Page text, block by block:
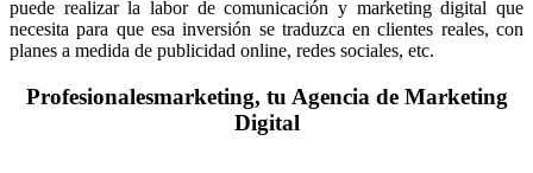
puede realizar la labor de comunicación y marketing digital que
necesita para que esa inversión se traduzca en clientes reales, con
planes a medida de publicidad online, redes sociales, etc.
Profesionalesmarketing, tu Agencia de Marketing
Digital